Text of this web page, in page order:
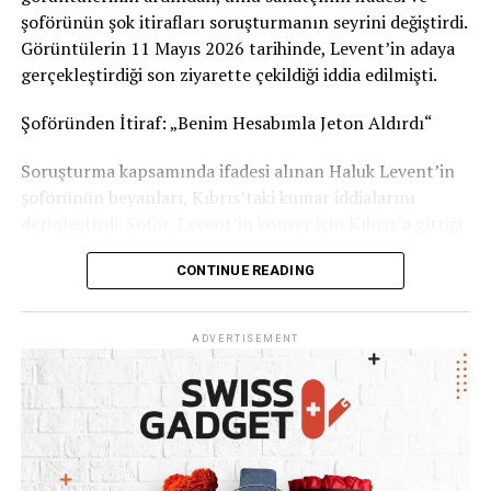
Görüşlerinizi yorumlarda paylaşabilirsiniz.
Kaynak: İsviçre Devlet Televizyonu RSI
şoförünün şok itirafları soruşturmanın seyrini değiştirdi.
Görüntülerin 11 Mayıs 2026 tarihinde, Levent’in adaya
gerçekleştirdiği son ziyarette çekildiği iddia edilmişti.
Şoföründen İtiraf: „Benim Hesabımla Jeton Aldırdı“
Soruşturma kapsamında ifadesi alınan Haluk Levent’in
şoförünün beyanları, Kıbrıs’taki kumar iddialarını
dönemlerde kumar oynadığını ve kendi banka hesabını
kullanarak ünlü sanatçıya 1 ila 2 milyon TL civarında
şüphelenmesine rağmen işini kaybetme korkusuyla ses
çıkaramadığını belirten şoför, tüm WhatsApp
yazışmalarını delil olarak sakladığını ifade etti.
Haluk Levent: „Kötü Bir Zaafım Var, Ama Ahbap
Parasına Dokunmadım“
CONTINUE READING
ADVERTISEMENT